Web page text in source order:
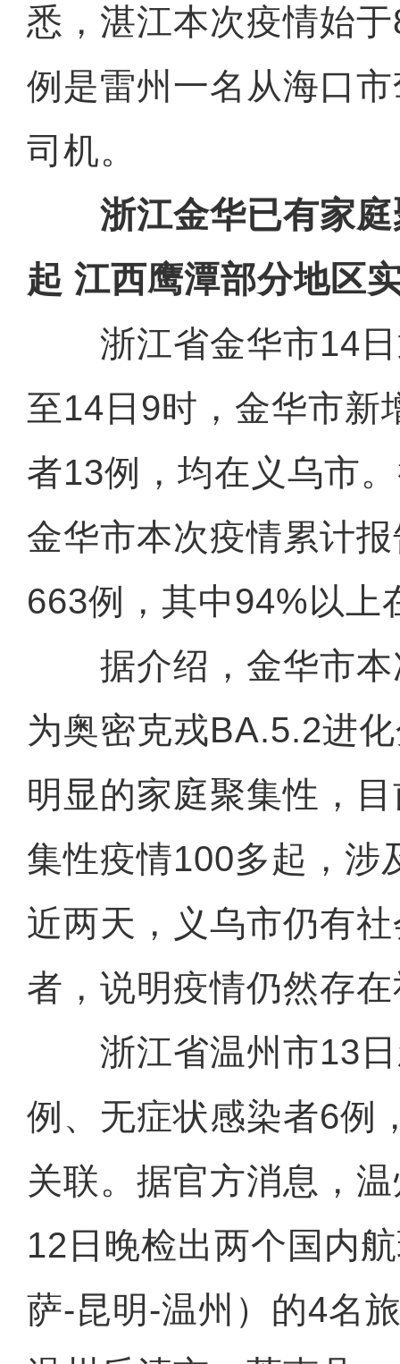
悉，湛江本次疫情始
例是雷州一名从海口
司机。
浙江金华已有家
起 江西鹰潭部分地区
浙江省金华市14日
至14日9时，金华市新
者13例，均在义乌市
金华市本次疫情累计
663例，其中94%以上
据介绍，金华市本
为奥密克戎BA.5.2进
明显的家庭聚集性，
集性疫情100多起，涉
近两天，义乌市仍有
者，说明疫情仍然存
浙江省温州市13日
例、无症状感染者6例
关联。据官方消息，
12日晚检出两个国内
萨-昆明-温州）的4名